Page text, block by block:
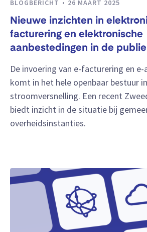
BLOGBERICHT 26 MAART 2025
Nieuwe inzichten in
facturering en elektronische
aanbestedingen in de
De invoering van e-facturering en
komt in het hele openbaar bestuur
stroomversnelling. Een recent
biedt inzicht in de situatie bij
overheidsinstanties.